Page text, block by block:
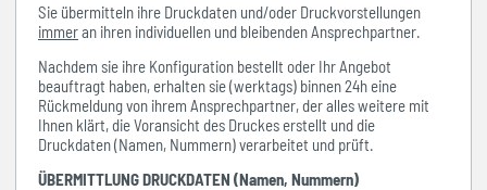
Sie übermitteln ihre Druckdaten und/oder Druckvorstellungen
immeran ihren individuellen und bleibenden Ansprechpartner.
Nachdem sie ihre Konfiguration bestellt oder Ihr Angebot
beauftragt haben, erhalten sie (werktags) binnen 24h eine
Rückmeldung von ihrem Ansprechpartner, der alles weitere mit
Ihnen klärt, die Voransicht des Druckes erstellt und die
Druckdaten (Namen, Nummern) verarbeitet und prüft.
ÜBERMITTLUNG DRUCKDATEN (Namen, Nummern)